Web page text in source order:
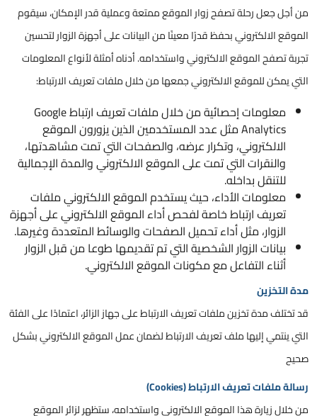
من أجل جعل رحلة تصفح زوار الموقع ممتعة وعملية قدر الإمكان، سيقوم
الموقع الالكتروني بحفظ قدرًا معينًا من البيانات على أجهزة الزوار لتحسين
تجربة تصفح الموقع الالكتروني واستخدامه. أدناه أمثلة لأنواع المعلومات
التي يمكن للموقع الالكتروني جمعها من خلال ملفات تعريف الارتباط:
معلومات إحصائية من خلال ملفات تعريف ارتباط Google
Analytics مثل عدد المستخدمين الذين يزورون الموقع
الالكتروني، وتكرار عرضه، والصفحات التي تمت مشاهدتها،
والنقرات التي تمت على الموقع الالكتروني والمدة الإجمالية
للتنقل بداخله.
معلومات الأداء، حيث يستخدم الموقع الالكتروني ملفات
تعريف ارتباط خاصة لفحص أداء الموقع الالكتروني على أجهزة
الزوار، مثل أداء تحميل الصفحات والوسائط المتعددة وغيرها.
بيانات الزوار الشخصية التي تم تقديمها طوعا من قبل الزوار
أثناء التفاعل مع مكونات الموقع الالكتروني.
مدة التخزين
قد تختلف مدة تخزين ملفات تعريف الارتباط على جهاز الزائر، اعتمادًا على الفئة
التي ينتمي إليها ملف تعريف الارتباط لضمان عمل الموقع الالكتروني بشكل
صحيح
رسالة ملفات تعريف الارتباط (Cookies)
من خلال زيارة هذا الموقع الالكتروني واستخدامه، ستظهر لزائر الموقع